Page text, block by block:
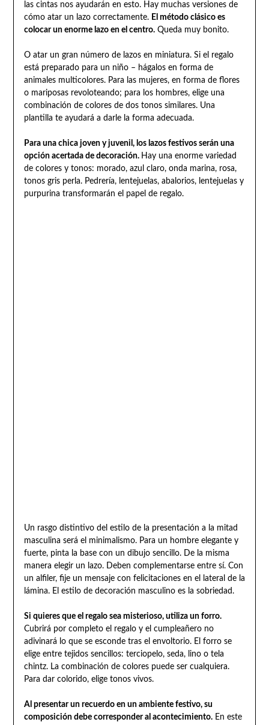
las cintas nos ayudarán en esto. Hay muchas versiones de
cómo atar un lazo correctamente. El método clásico es
colocar un enorme lazo en el centro.Queda muy bonito.
O atar un gran número de lazos en miniatura. Si el regalo
está preparado para un niño – hágalos en forma de
animales multicolores. Para las mujeres, en forma de flores
o mariposas revoloteando; para los hombres, elige una
combinación de colores de dos tonos similares. Una
plantilla te ayudará a darle la forma adecuada.
Para una chica joven y juvenil, los lazos festivos serán una
opción acertada de decoración. Hay una enorme variedad
de colores y tonos: morado, azul claro, onda marina, rosa,
tonos gris perla. Pedrería, lentejuelas, abalorios, lentejuelas y
purpurina transformarán el papel de regalo.
Un rasgo distintivo del estilo de la presentación a la mitad
masculina será el minimalismo. Para un hombre elegante y
fuerte, pinta la base con un dibujo sencillo. De la misma
manera elegir un lazo. Deben complementarse entre sí. Con
un alfiler, fije un mensaje con felicitaciones en el lateral de la
lámina. El estilo de decoración masculino es la sobriedad.
Si quieres que el regalo sea misterioso, utiliza un forro.
Cubrirá por completo el regalo y el cumpleañero no
adivinará lo que se esconde tras el envoltorio. El forro se
elige entre tejidos sencillos: terciopelo, seda, lino o tela
chintz. La combinación de colores puede ser cualquiera.
Para dar colorido, elige tonos vivos.
Al presentar un recuerdo en un ambiente festivo, su
composición debe corresponder al acontecimiento.En este